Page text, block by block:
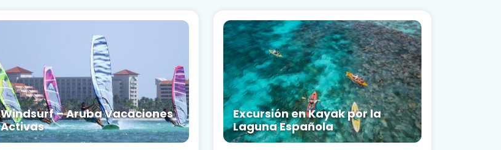
Windsurf – Aruba Vacaciones
Activas
Excursión en Kayak por la
Laguna Española